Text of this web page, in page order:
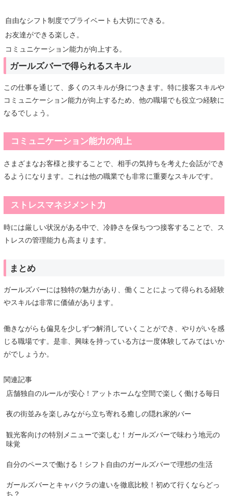
自由なシフト制度でプライベートも大切にできる。
お友達ができる楽しさ。
コミュニケーション能力が向上する。
ガールズバーで得られるスキル
この仕事を通じて、多くのスキルが身につきます。特に接客スキルや
コミュニケーション能力が向上するため、他の職場でも役立つ経験に
なるでしょう。
コミュニケーション能力の向上
さまざまなお客様と接することで、相手の気持ちを考えた会話ができ
るようになります。これは他の職業でも非常に重要なスキルです。
ストレスマネジメント力
時には厳しい状況がある中で、冷静さを保ちつつ接客することで、ス
トレスの管理能力も高まります。
まとめ
ガールズバーには独特の魅力があり、働くことによって得られる経験
やスキルは非常に価値があります。
働きながらも偏見を少しずつ解消していくことができ、やりがいを感
じる職場です。是非、興味を持っている方は一度体験してみてはいか
がでしょうか。
関連記事
店舗独自のルールが安心！アットホームな空間で楽しく働ける毎日
夜の街並みを楽しみながら立ち寄れる癒しの隠れ家的バー
観光客向けの特別メニューで楽しむ！ガールズバーで味わう地元の
味覚
自分のペースで働ける！シフト自由のガールズバーで理想の生活
ガールズバーとキャバクラの違いを徹底比較！初めて行くならどっ
ち？